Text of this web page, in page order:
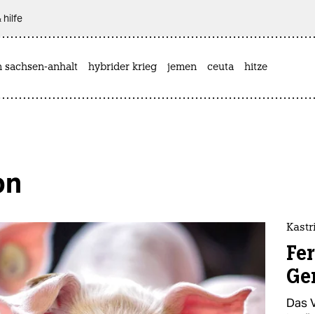
hilfe
sachsen-anhalt hybrider krieg jemen ceuta hitze
Das